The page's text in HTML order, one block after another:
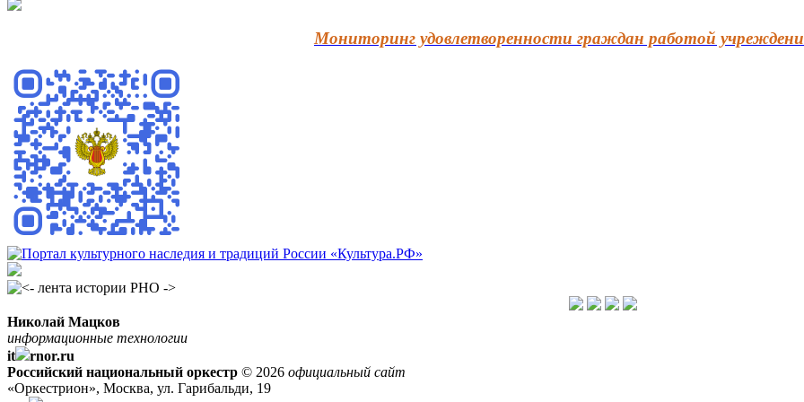
Мониторинг удовлетворенности граждан работой
Николай Мацков
информационные технологии
it
rnor.ru
Российский национальный оркестр © 2026 официальный сайт
«Оркестрион», Москва, ул. Гарибальди, 19